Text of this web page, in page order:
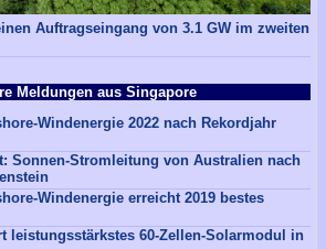
Auftragseingang von 3.1 GW im zweiten
Meldungen aus Singapore
Windenergie 2022 nach Rekordjahr
Sonnen-Stromleitung von Australien nach
Windenergie erreicht 2019 bestes
leistungsstärkstes 60-Zellen-Solarmodul in